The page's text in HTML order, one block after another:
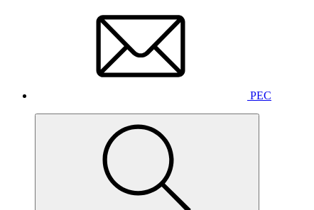
PEC